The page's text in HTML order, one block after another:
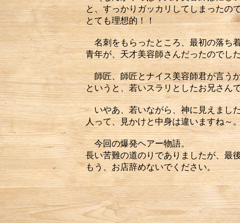
と、すっかりガッカリしてしまったの
とても理想的！！
名刺をもらったところ、最初の落ち
青年が、天才美容師さんだったのでし
師匠、師匠とナイス美容師君が言う
というと、若いスラリとしたお兄さん
いやあ、若いながら、神に見えまし
人って、見かけと中身は違いますね～
今回の爆発ヘアー物語。
長い苦難の道のりでありましたが、最
もう、お店辞めないでください。